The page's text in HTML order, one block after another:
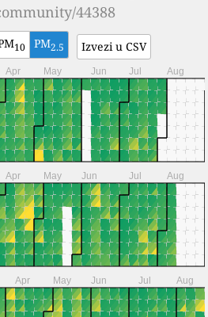
44388
10 PM2.5 Izvezi u CSV
Apr May Jun Jul Aug
Apr May Jun Jul Aug
Apr May Jun Jul Aug